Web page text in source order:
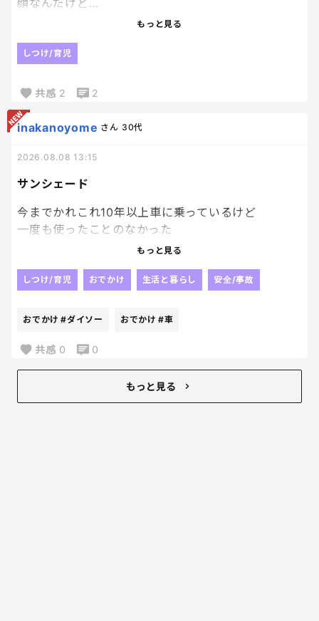
最近、友達と野球行った写真もそうなんだけど、楽
写真も多かったのに、なぜ？？
なんで？って聞いたら、
「だってこの暑いのに外で活動させられてさ…」
だって。
はい？？？？？
あんたおじいちゃんか？？まだ12歳だよね？
移動教室ってそういうもんなんだよ！！！
しい年頃なのか、息子の性格がキテレツなのか…
まぁ旦那がキテレツだから少なからず…
もっと見る
しつけ/育児
共感 2 2
サンシェード
inakanoyome さん 30代
2026.08.08 13:15
今までかれこれ10年以上車に乗っているけど
一度も使ったことのなかった
サンシェードを初めて買った。
トイストーリー柄のサンシェードを
買って――!‼ってなって、
良いかも!!
内装劣化を防ぐ効果もあるらしいけど
なんせハンドルの熱さが全然違った‼‼笑
もっと見る
しつけ/育児 おでかけ 生活と暮らし 安全/事故
おでかけ #ダイソー おでかけ #車
共感 0 0
もっと見る